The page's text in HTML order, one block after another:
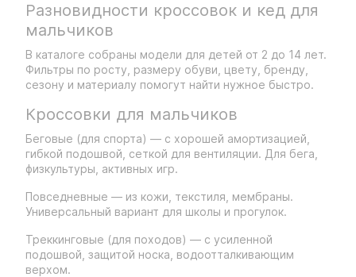
Разновидности кроссовок и кед для
мальчиков
В каталоге собраны модели для детей от 2 до 14 лет.
Фильтры по росту, размеру обуви, цвету, бренду,
сезону и материалу помогут найти нужное быстро.
Кроссовки для мальчиков
Беговые (для спорта) — с хорошей амортизацией,
гибкой подошвой, сеткой для вентиляции. Для бега,
физкультуры, активных игр.
Повседневные — из кожи, текстиля, мембраны.
Универсальный вариант для школы и прогулок.
Треккинговые (для походов) — с усиленной
подошвой, защитой носка, водоотталкивающим
верхом.